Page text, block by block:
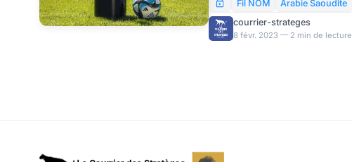
Fil NOM
Arabie Saoudite
courrier-strateges
8 févr. 2023 — 2 min de lecture